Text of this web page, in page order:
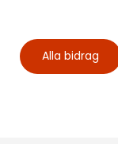
Alla bidrag